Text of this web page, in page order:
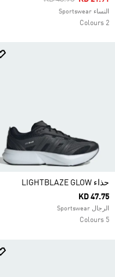
النساء Sportswear
2 Colours
حذاء LIGHTBLAZE GLOW
KD 47.75
الرجال Sportswear
5 Colours